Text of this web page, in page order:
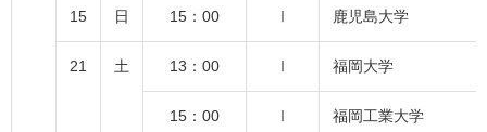
15 日 15：00 Ⅰ 鹿児島大学
21 土 13：00 Ⅰ 福岡大学
15：00 Ⅰ 福岡工業大学